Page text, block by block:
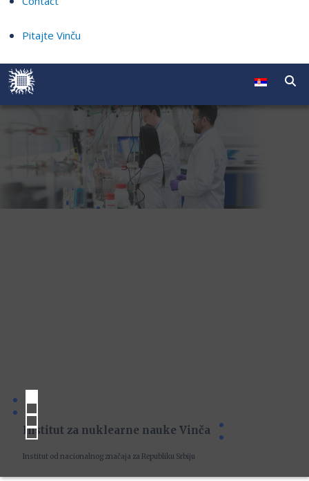
Pitajte Vinču
Institut za nuklearne nauke Vinča
Institut od nacionalnog značaja za Republiku Srbiju